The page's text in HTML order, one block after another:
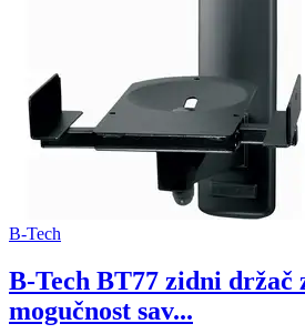
B-Tech
B-Tech BT77 zidni držač
mogučnost sav...